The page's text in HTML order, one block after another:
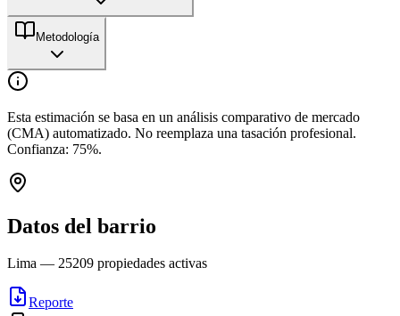
Metodología
Esta estimación se basa en un análisis comparativo de mercado
(CMA) automatizado. No reemplaza una tasación profesional.
Confianza: 75%.
Datos del barrio
Lima — 25209 propiedades activas
Reporte